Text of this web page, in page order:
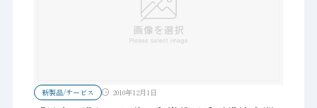
新製品/サービス 2010年12月1日